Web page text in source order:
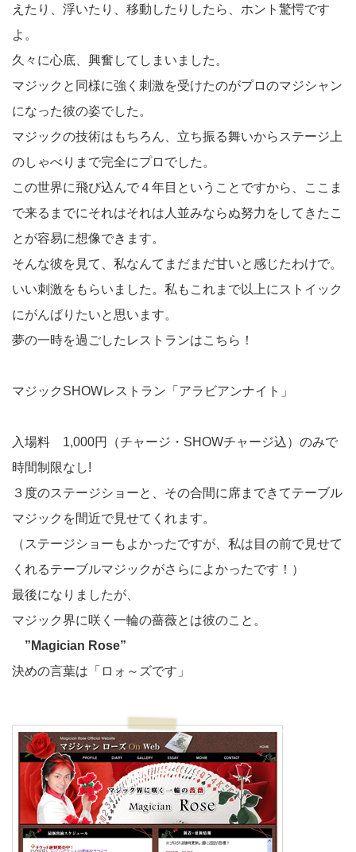
えたり、浮いたり、移動したりしたら、ホント驚愕です
よ。
久々に心底、興奮してしまいました。
マジックと同様に強く刺激を受けたのがプロのマジシャン
になった彼の姿でした。
マジックの技術はもちろん、立ち振る舞いからステージ上
のしゃべりまで完全にプロでした。
この世界に飛び込んで４年目ということですから、ここま
で来るまでにそれはそれは人並みならぬ努力をしてきたこ
とが容易に想像できます。
そんな彼を見て、私なんてまだまだ甘いと感じたわけで。
いい刺激をもらいました。私もこれまで以上にストイック
にがんばりたいと思います。
夢の一時を過ごしたレストランはこちら！
マジックSHOWレストラン「アラビアンナイト」
入場料 1,000円（チャージ・SHOWチャージ込）のみで
時間制限なし!
３度のステージショーと、その合間に席まできてテーブル
マジックを間近で見せてくれます。
（ステージショーもよかったですが、私は目の前で見せて
くれるテーブルマジックがさらによかったです！）
最後になりましたが、
マジック界に咲く一輪の薔薇とは彼のこと。
”Magician Rose”
決めの言葉は「ロォ～ズです」